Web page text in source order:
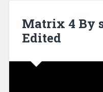
Matrix 4 By
Edited